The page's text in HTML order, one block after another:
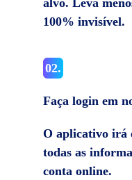
100% invisível.
02.
Faça login em
O aplicativo irá
todas as
conta online.